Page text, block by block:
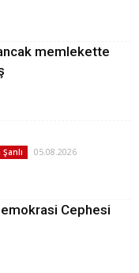
memlekette
05.08.2026
Cephesi